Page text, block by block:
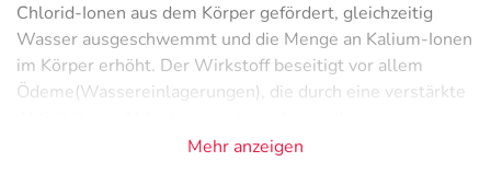
Chlorid-Ionen aus dem Körper gefördert, gleichzeitig
Wasser ausgeschwemmt und die Menge an Kalium-Ionen
im Körper erhöht. Der Wirkstoff beseitigt vor allem
Ödeme(Wassereinlagerungen), die durch eine verstärkte
Anwendungsgebiete
Mehr anzeigen